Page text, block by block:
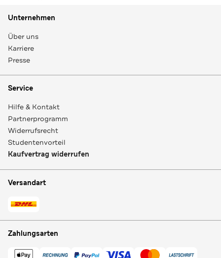
Unternehmen
Über uns
Karriere
Presse
Service
Hilfe & Kontakt
Partnerprogramm
Widerrufsrecht
Studentenvorteil
Kaufvertrag widerrufen
Versandart
Zahlungsarten